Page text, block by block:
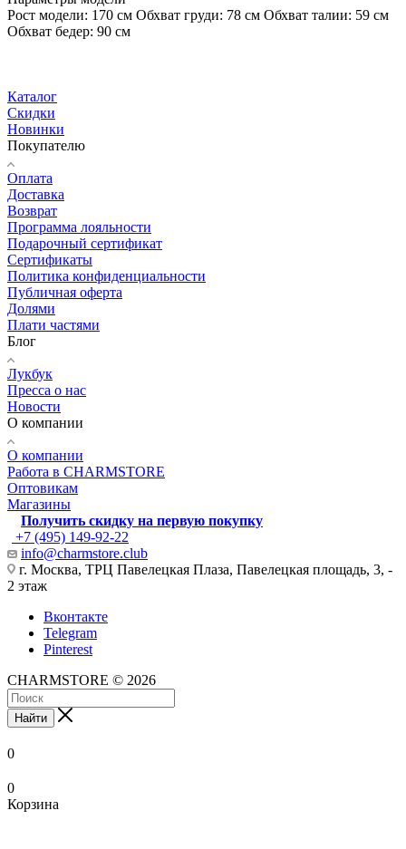
Рост модели: 170 см Обхват груди: 78 см Обхват талии: 59 см
Обхват бедер: 90 см
Каталог
Скидки
Новинки
Покупателю
Оплата
Доставка
Возврат
Программа лояльности
Подарочный сертификат
Сертификаты
Политика конфиденциальности
Публичная оферта
Долями
Плати частями
Блог
Лукбук
Пресса о нас
Новости
О компании
О компании
Работа в CHARMSTORE
Оптовикам
Магазины
Получить скидку на первую покупку
+7 (495) 149-92-22
info@charmstore.club
г. Москва, ТРЦ Павелецкая Плаза, Павелецкая площадь, 3, -
2 этаж
Вконтакте
Telegram
Pinterest
CHARMSTORE © 2026
Найти
0
0
Корзина